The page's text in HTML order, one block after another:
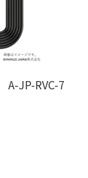
JP-RVC-7